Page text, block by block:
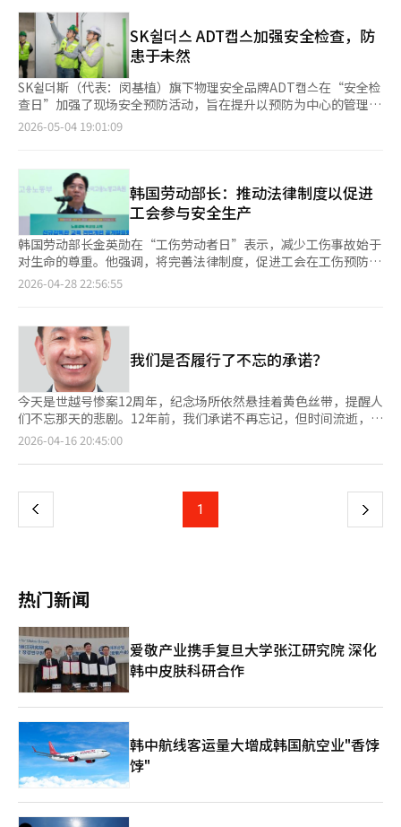
安全意识和实际应对能力，培训方式从理论为主扩展到实操为主。
大教相关人士表示：“安全是企业管理的基本，也是员工安心工作
的环境中最重要的价值，希望此次培训能够提升员工在实际危机情
况下的快速和冷静应对能力。”※ 本报道经人工智能（AI）系统翻
译与编辑。
一担任，他是韩国危险物学会会长及韩国研究基金会国策研究总部
前任负责人，在过程安全和化学工程领域享有盛誉。其他委员将在
本月底前分别聘请2名系统管理、安全文化、工业安全、化工安全
及军用炸药等领域的专家。 委员会的核心任务是全面检讨事业场
的安全管理水平，找出组织、制度、程序及现场运营的结构性弱
点，全面改革安全健康管理系统。第一阶段将针对危险物品如火药
等的处理事业场，评估危险物品现状和过程风险，精确检查和诊断
标准作业程序及安全管理体系，并制定安全管理方案。 在第二阶
织及决策体系等安全管理系统的改善方案。委员会特别强调将与现
场工人积极沟通，协商安全相关的改进事项。基于此，计划于9月
举行劳资联合的新安全文化创新宣告仪式。 此外，韩华航空还计
划在今年投入4524亿韩元用于安全环境改善。
SK쉴더스 ADT캡스加强安全检查，防
患于未然
SK쉴더斯（代表：闵基植）旗下物理安全品牌ADT캡스在“安全检
查日”加强了现场安全预防活动，旨在提升以预防为中心的管理体
系。ADT캡스于4日访问了首尔加山洞的建筑工地进行安全检查。
情况。检查不仅限于设施，还通过与现场人员的沟通，了解潜在风
险和改进意见。ADT캡스还在公司层面提升安全管理体系，强化区
域安全负责人的巡查和现场教育，并制定活动指南以明确职责。教
育方式也在变化。ADT캡스引入了基于VR的体验式安全教育，让
员工在虚拟环境中体验实际事故情境，提高风险认知和初期应对能
力。此教育设计为即使在互联网环境受限的现场也能使用。业内分
析认为，工业现场的安全管理已成为企业竞争力的关键因素，物理
安全企业也在加大对现场安全和组织文化改善的投资。VR体验式
在于现场执行力和组织文化的定型。若检查和教育仅为一次性活
动，效果将有限。结合数据驱动的风险管理和参与式项目，事故预
防效果将显著提高。VR教育与现场检查相结合的综合安全管理模
式有望在业内推广。SK쉴더스安全健康首席执行官申宇哲表
示：“事故预防的核心在于现场严格执行守则和支持管理体系，我
们将基于员工的自愿参与，持续强化预防为主的安全文化。”※
本报道经人工智能（AI）系统翻译与编辑。
2026-05-04 19:01:09
韩国劳动部长：推动法律制度以促进
工会参与安全生产
韩国劳动部长金英勋在“工伤劳动者日”表示，减少工伤事故始于
对生命的尊重。他强调，将完善法律制度，促进工会在工伤预防中
的积极参与。金部长当天在首尔参拜了“工伤牺牲者纪念塔”，并
益。纪念活动中，国会议员、工会组织及政府机构代表出席。值得
注意的是，活动还邀请了工伤及遗属团体和有功人士。艺术家石昌
宇因高压电事故失去双臂，但通过艺术表演消除社会偏见，获得铜
塔产业勋章。因爆炸事故失去左腿的民东植则因其在工伤预防中的
贡献获得产业褒奖。金部长表示，工会合作使今年第一季度工伤死
亡事故减少。他呼吁继续努力，巩固这一积极变化，并强调要建立
尊重生命和安全的工作文化，帮助工伤劳动者重返正常生活。※
本报道经人工智能（AI）系统翻译与编辑。
2026-04-28 22:56:55
我们是否履行了不忘的承诺？
今天是世越号惨案12周年，纪念场所依然悬挂着黄色丝带，提醒人
们不忘那天的悲剧。12年前，我们承诺不再忘记，但时间流逝，记
忆似乎在淡化。当时，我们在304个名字前低头，承诺不再重复错
事故仍频繁发生，愤怒和悲伤过后，记忆逐渐淡去。这不仅是遗
视为效率。古籍早已警示：“轻则失根，躁则失君。”轻视安全、
只顾眼前利益的社会终将失去最珍贵的东西。世越号事件揭示了我
社会悲剧。我们承诺揭露真相、追究责任，确保不再重演。然而，
承诺只有在被履行时才有意义。纪念不应止于仪式，而应转化为行
动。我们需要的是将安全视为基本的社会态度，将规则视为生命的
标准，并对小风险敏感的公民意识。国家和制度的作用重要，但不
够。只有当每个人都成为“安全的主体”时，变化才会开始。世越
号的痛苦不是过去。遇难者家属的时间仍停滞，追求真相的努力未
止。记忆不仅是回忆，更是行动的选择。12年前，我们承诺不再忘
记、不再重演。这个承诺在此刻尤为重要。重复的事故在质问我
们：我们是否履行了承诺？记忆是责任，责任是行动。记住世越
号，不是抓住过去，而是保护未来。我们不应再从牺牲中学习。记
住那天的海洋，是我们应守住的最低承诺。※ 本报道经人工智能
（AI）系统翻译与编辑。
2026-04-16 20:45:00
上
页
1 下
热门新闻
爱敬产业携手复旦大学张江研究院 深化
韩中皮肤科研合作
韩中航线客运量大增成韩国航空业"香饽
饽"